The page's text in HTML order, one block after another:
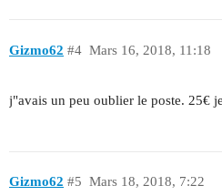
Gizmo62 Mars 16, 2018, 11:18
#4
j"avais un peu oublier le poste. 25€
Gizmo62 Mars 18, 2018, 7:22
#5